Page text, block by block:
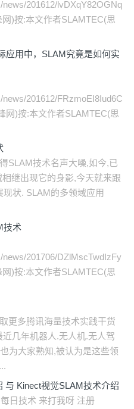
201612/lvDXqY82OGNq
)按:本文作者SLAMTEC(思
应用中，SLAM究竟是如何实
201612/FRzmoEI8Iud6C
网)按:本文作者SLAMTEC(思
SLAM技术名声大噪,如今,已
继出现它的身影,今天就来跟
状. SLAM的多领域应用
技术
201706/DZlMscTwdIzFy
)按:本文作者SLAMTEC(思
更多腾讯海量技术实践干货
几年机器人.无人机.无人驾
为大家熟知,被认为是这些领
与 Kinect视觉SLAM技术介绍
日技术 来打我呀 注册